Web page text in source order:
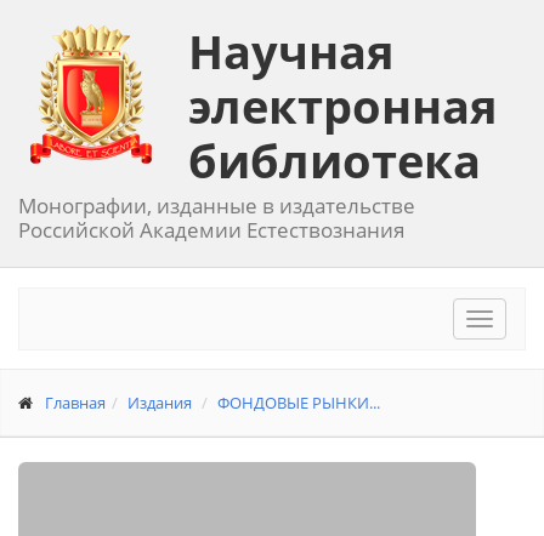
Научная
электронная
библиотека
Монографии, изданные в издательстве
Российской Академии Естествознания
Toggle
Главная Издания ФОНДОВЫЕ РЫНКИ...